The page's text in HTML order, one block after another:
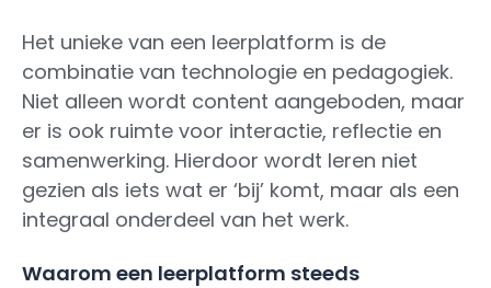
Het unieke van een leerplatform is de
combinatie van technologie en pedagogiek.
Niet alleen wordt content aangeboden, maar
er is ook ruimte voor interactie, reflectie en
samenwerking. Hierdoor wordt leren niet
gezien als iets wat er ‘bij’ komt, maar als een
integraal onderdeel van het werk.
Waarom een leerplatform steeds